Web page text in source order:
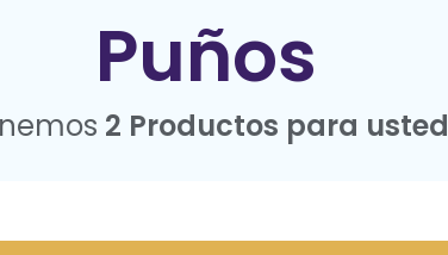
Puños
2 Productos para usted